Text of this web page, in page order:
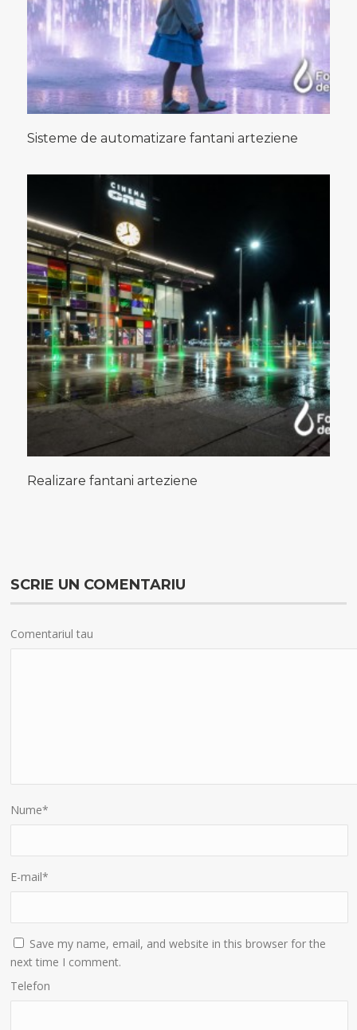
Sisteme de automatizare fantani arteziene
Realizare fantani arteziene
SCRIE UN COMENTARIU
Comentariul tau
Nume*
E-mail*
Save my name, email, and website in this browser for the
next time I comment.
Telefon